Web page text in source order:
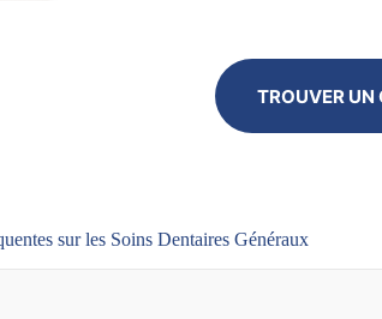
TROUVER UN
sur les Soins Dentaires Généraux